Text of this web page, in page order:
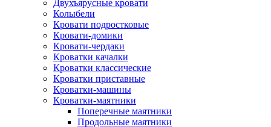
Двухъярусные кровати
Колыбели
Кровати подростковые
Кровати-домики
Кровати-чердаки
Кроватки качалки
Кроватки классические
Кроватки приставные
Кроватки-машины
Кроватки-маятники
Поперечные маятники
Продольные маятники